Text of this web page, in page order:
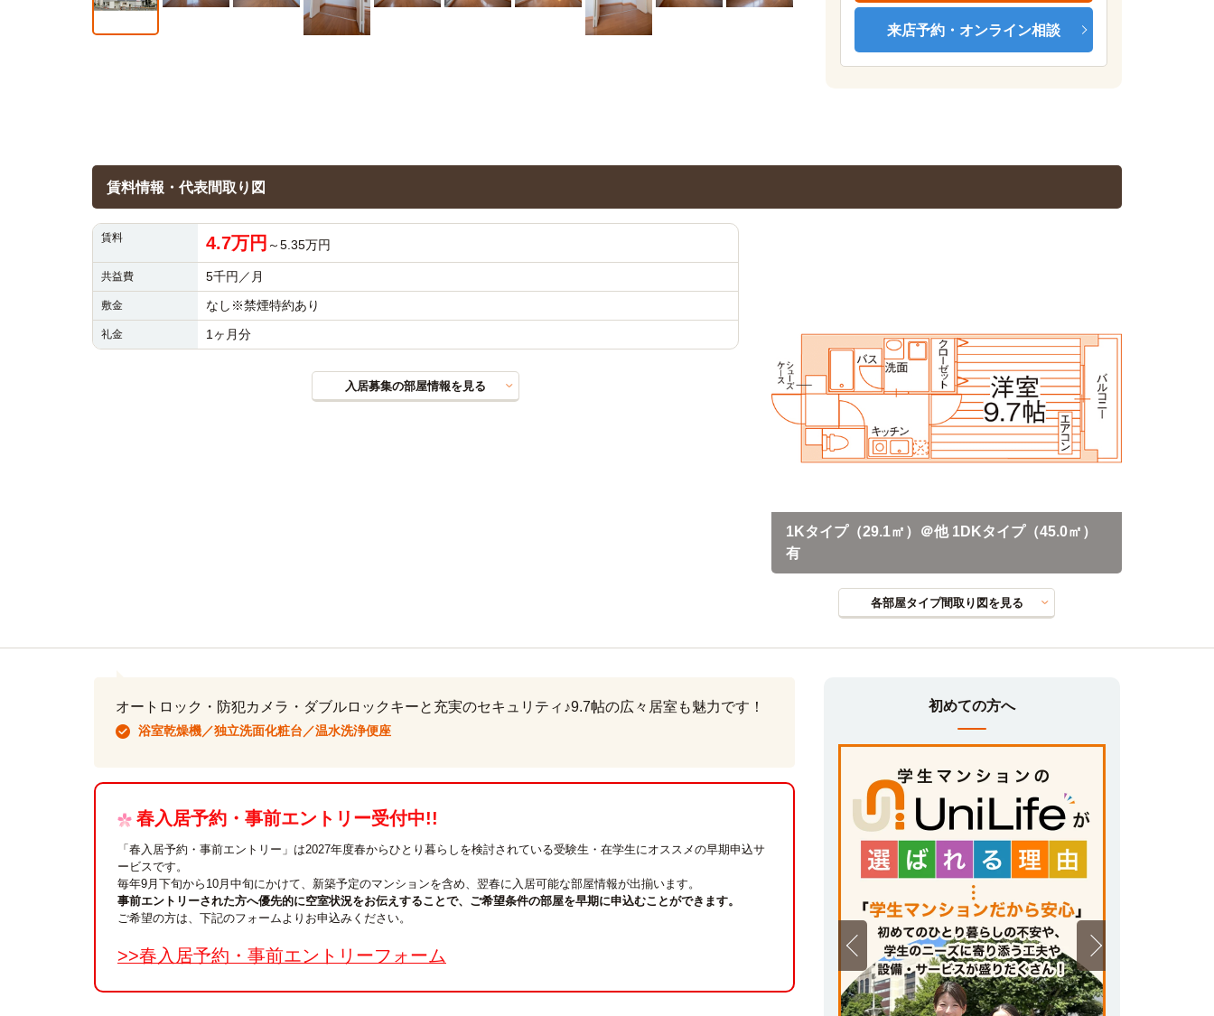
来店予約・オンライン相談
賃料情報・代表間取り図
賃料 4.7万円 ～5.35万円
共益費 5千円／月
敷金 なし※禁煙特約あり
礼金 1ヶ月分
入居募集の部屋情報を見る
1Kタイプ（29.1㎡）＠他 1DKタイプ（45.0㎡）
有
各部屋タイプ間取り図を見る
オートロック・防犯カメラ・ダブルロックキーと充実のセキュリティ♪9.7帖の広々居室も魅力です！
浴室乾燥機／独立洗面化粧台／温水洗浄便座
春入居予約・事前エントリー受付中!!
「春入居予約・事前エントリー」は2027年度春からひとり暮らしを検討されている受験生・在学生にオススメの早期申込サ
ービスです。
毎年9月下旬から10月中旬にかけて、新築予定のマンションを含め、翌春に入居可能な部屋情報が出揃います。
事前エントリーされた方へ優先的に空室状況をお伝えすることで、ご希望条件の部屋を早期に申込むことができます。
ご希望の方は、下記のフォームよりお申込みください。
>>春入居予約・事前エントリーフォーム
初めての方へ